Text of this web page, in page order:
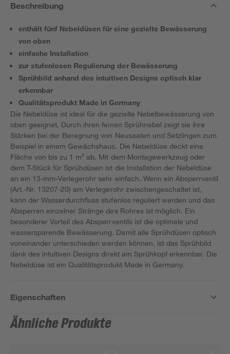
Beschreibung
enthält fünf Nebeldüsen für eine gezielte Bewässerung
von oben
einfache Installation
zur stufenlosen Regulierung der Bewässerung
Sprühbild anhand des intuitiven Designs optisch klar
erkennbar
Qualitätsprodukt Made in Germany
Die Nebeldüse ist ideal für die gezielte Nebelbewässerung von
oben geeignet. Durch ihren feinen Sprühnebel zeigt sie ihre
Stärken bei der Beregnung von Neusaaten und Setzlingen zum
Beispiel in einem Gewächshaus. Die Nebeldüse deckt eine
Fläche von bis zu 1 m² ab. Mit dem Montagewerkzeug oder
dem T-Stück für Sprühdüsen ist die Installation der Nebeldüse
an ein 13-mm-Verlegerohr sehr einfach. Wenn ein Absperrventil
(Art.-Nr. 13207-20) am Verlegerohr zwischengeschaltet ist,
kann der Wasserdurchfluss stufenlos reguliert werden und das
Absperren einzelner Stränge des Rohres ist möglich. Ein
besonderer Vorteil des Absperrventils ist die optimale und
wassersparende Bewässerung. Damit alle Sprühdüsen optisch
voneinander unterschieden werden können, ist das Sprühbild
dank des intuitiven Designs direkt am Sprühkopf erkennbar. Die
Nebeldüse ist ein Qualitätsprodukt Made in Germany.
Eigenschaften
Ähnliche Produkte